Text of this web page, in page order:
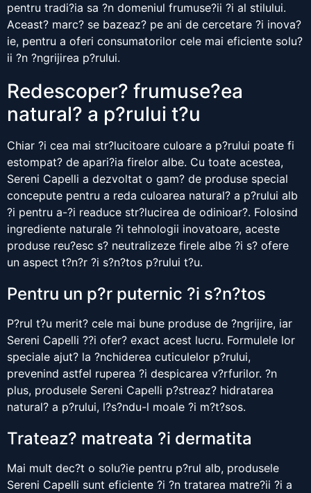
pentru tradi?ia sa ?n domeniul frumuse?ii ?i al stilului.
Aceast? marc? se bazeaz? pe ani de cercetare ?i inova?
ie, pentru a oferi consumatorilor cele mai eficiente solu?
ii ?n ?ngrijirea p?rului.
Redescoper? frumuse?ea
natural? a p?rului t?u
Chiar ?i cea mai str?lucitoare culoare a p?rului poate fi
estompat? de apari?ia firelor albe. Cu toate acestea,
Sereni Capelli a dezvoltat o gam? de produse special
concepute pentru a reda culoarea natural? a p?rului alb
?i pentru a-?i readuce str?lucirea de odinioar?. Folosind
ingrediente naturale ?i tehnologii inovatoare, aceste
produse reu?esc s? neutralizeze firele albe ?i s? ofere
un aspect t?n?r ?i s?n?tos p?rului t?u.
Pentru un p?r puternic ?i s?n?tos
P?rul t?u merit? cele mai bune produse de ?ngrijire, iar
Sereni Capelli ??i ofer? exact acest lucru. Formulele lor
speciale ajut? la ?nchiderea cuticulelor p?rului,
prevenind astfel ruperea ?i despicarea v?rfurilor. ?n
plus, produsele Sereni Capelli p?streaz? hidratarea
natural? a p?rului, l?s?ndu-l moale ?i m?t?sos.
Trateaz? matreata ?i dermatita
Mai mult dec?t o solu?ie pentru p?rul alb, produsele
Sereni Capelli sunt eficiente ?i ?n tratarea matre?ii ?i a